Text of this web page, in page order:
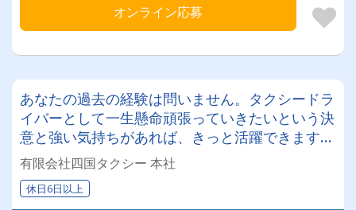
オンライン応募
あなたの過去の経験は問いません。タクシードラ
イバーとして一生懸命頑張っていきたいという決
意と強い気持ちがあれば、きっと活躍できます
よ！
有限会社四国タクシー 本社
休日6日以上